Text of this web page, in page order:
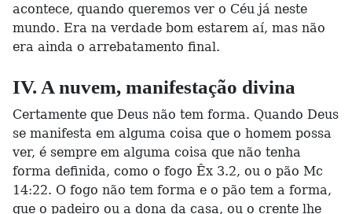
acontece, quando queremos ver o Céu já neste
mundo. Era na verdade bom estarem aí, mas não
era ainda o arrebatamento final.
IV. A nuvem, manifestação divina
Certamente que Deus não tem forma. Quando Deus
se manifesta em alguma coisa que o homem possa
ver, é sempre em alguma coisa que não tenha
forma definida, como o fogo Êx 3.2, ou o pão Mc
14:22. O fogo não tem forma e o pão tem a forma,
que o padeiro ou a dona da casa, ou o crente lhe